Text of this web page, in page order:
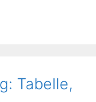
Tabelle,